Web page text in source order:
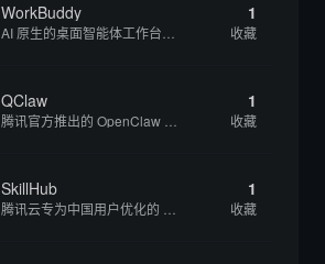
WorkBuddy 1
收藏
QClaw 1
收藏
SkillHub 1
收藏